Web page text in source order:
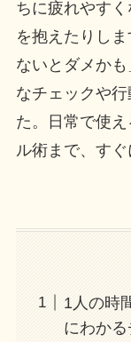
ちに疲れやす
を抱えたりし
ないとダメか
なチェックや
た。日常で使
ル術まで、す
1人の時
にわか